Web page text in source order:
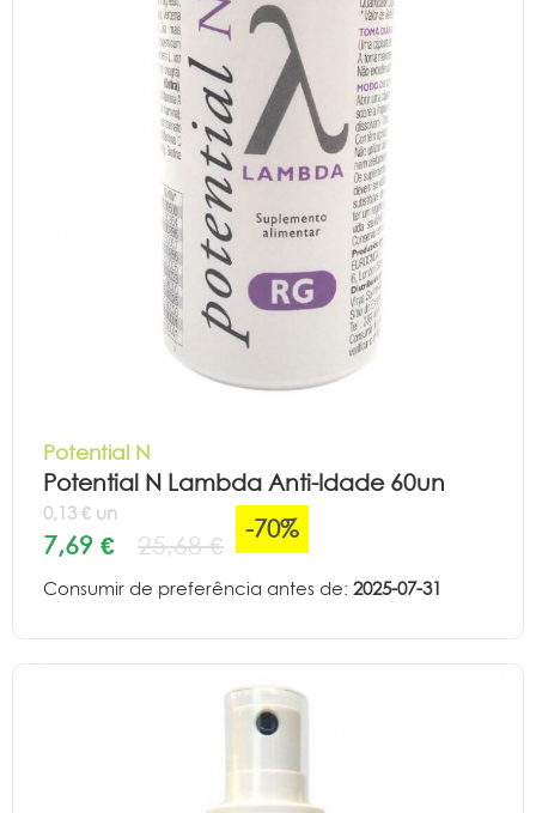
Potential N
Potential N Lambda Anti-Idade 60un
0,13 € un
7,69 € 25,68 €
-70%
Consumir de preferência antes de: 2025-07-31